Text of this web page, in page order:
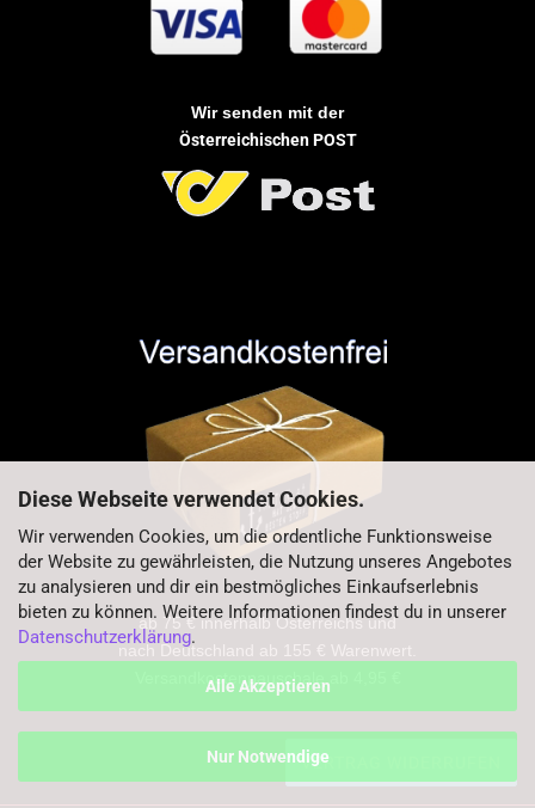
Diese Webseite verwendet Cookies.
Wir verwenden Cookies, um die ordentliche Funktionsweise
der Website zu gewährleisten, die Nutzung unseres Angebotes
zu analysieren und dir ein bestmögliches Einkaufserlebnis
bieten zu können. Weitere Informationen findest du in unserer
Datenschutzerklärung.
Alle Akzeptieren
Nur Notwendige
Wir senden mit der
Österreichischen POST
ab 75 € innerhalb Österreichs und
nach Deutschland ab 155 € Warenwert.
Versandkostenpauschale ab 4,95 €
VERTRAG WIDERRUFEN